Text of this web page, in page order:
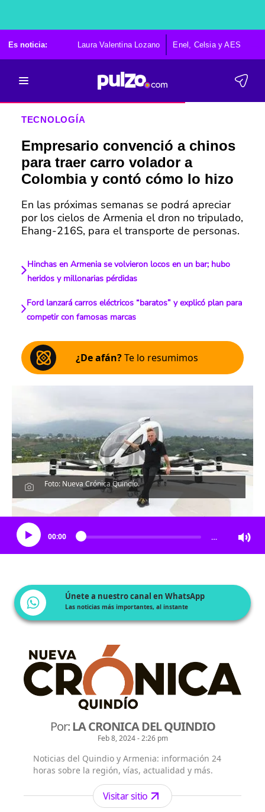
Es noticia: Laura Valentina Lozano Enel, Celsia y AES
TECNOLOGÍA
Empresario convenció a chinos
para traer carro volador a
Colombia y contó cómo lo hizo
En las próximas semanas se podrá apreciar
por los cielos de Armenia el dron no tripulado,
Ehang-216S, para el transporte de personas.
Hinchas en Armenia se volvieron locos en un bar; hubo
heridos y millonarias pérdidas
Ford lanzará carros eléctricos “baratos” y explicó plan para
competir con famosas marcas
¿De afán?Te lo resumimos
Foto: Nueva Crónica Quindío.
Escucha el artículo
00:00 …
Únete a nuestro canal en WhatsApp
Las noticias más importantes, al instante
Por:LA CRONICA DEL QUINDIO
Feb 8, 2024 - 2:26 pm
Noticias del Quindio y Armenia: información 24
horas sobre la región, vías, actualidad y más.
Visitar sitio